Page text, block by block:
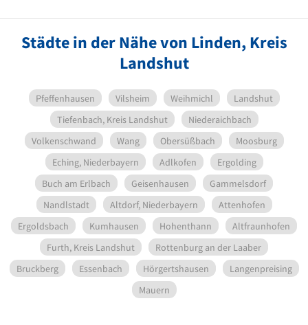
Städte in der Nähe von Linden, Kreis
Landshut
Pfeffenhausen Vilsheim Weihmichl
Landshut
Tiefenbach, Kreis Landshut
Niederaichbach
Volkenschwand
Wang Obersüßbach
Moosburg
Eching, Niederbayern
Adlkofen
Ergolding
Buch am Erlbach
Geisenhausen
Gammelsdorf
Nandlstadt
Altdorf, Niederbayern
Attenhofen
Ergoldsbach
Kumhausen Hohenthann
Altfraunhofen
Furth, Kreis Landshut
Rottenburg an der Laaber
Bruckberg
Essenbach Hörgertshausen
Langenpreising
Mauern